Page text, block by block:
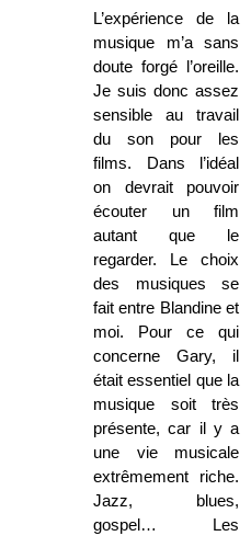
L’expérience de la
musique m’a sans
doute forgé l’oreille.
Je suis donc assez
sensible au travail
du son pour les
films. Dans l’idéal
on devrait pouvoir
écouter un film
autant que le
regarder.
Le choix
des musiques se
fait entre Blandine et
moi. Pour ce qui
concerne Gary, il
était essentiel que la
musique soit très
présente, car il y a
une vie musicale
extrêmement riche.
Jazz, blues,
gospel… Les